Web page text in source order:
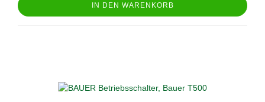
IN DEN WARENKORB